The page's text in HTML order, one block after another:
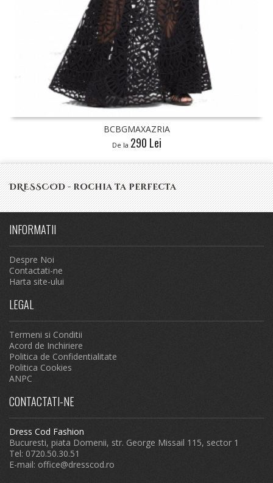
BCBGMAXAZRIA
DRESSCOD - rochia ta perfecta
INFORMATII
Despre Noi
Contactati-ne
Harta site-ului
LEGAL
Termeni si Conditii
Acord de Inchiriere
Politica de Confidentialitate
Politica Cookies
ANPC
CONTACTATI-NE
Dress Cod Fashion
Bucuresti, piata Domenii, str. George Missail 115, sector 1
Tel: 0720.50.30.51
E-mail: office@dresscod.ro